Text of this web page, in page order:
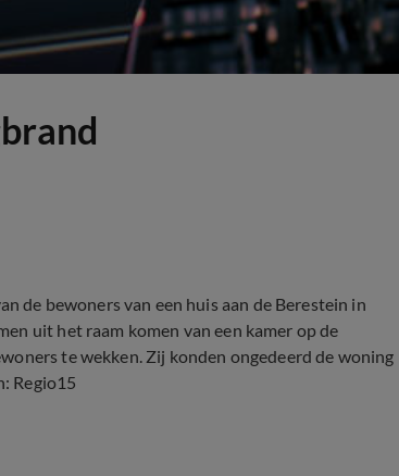
de bewoners van een huis aan de Berestein in
uit het raam komen van een kamer op de
te wekken. Zij konden ongedeerd de woning
Regio15